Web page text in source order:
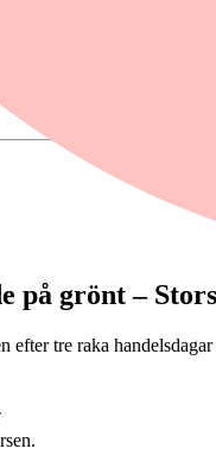
på grönt –
efter tre raka